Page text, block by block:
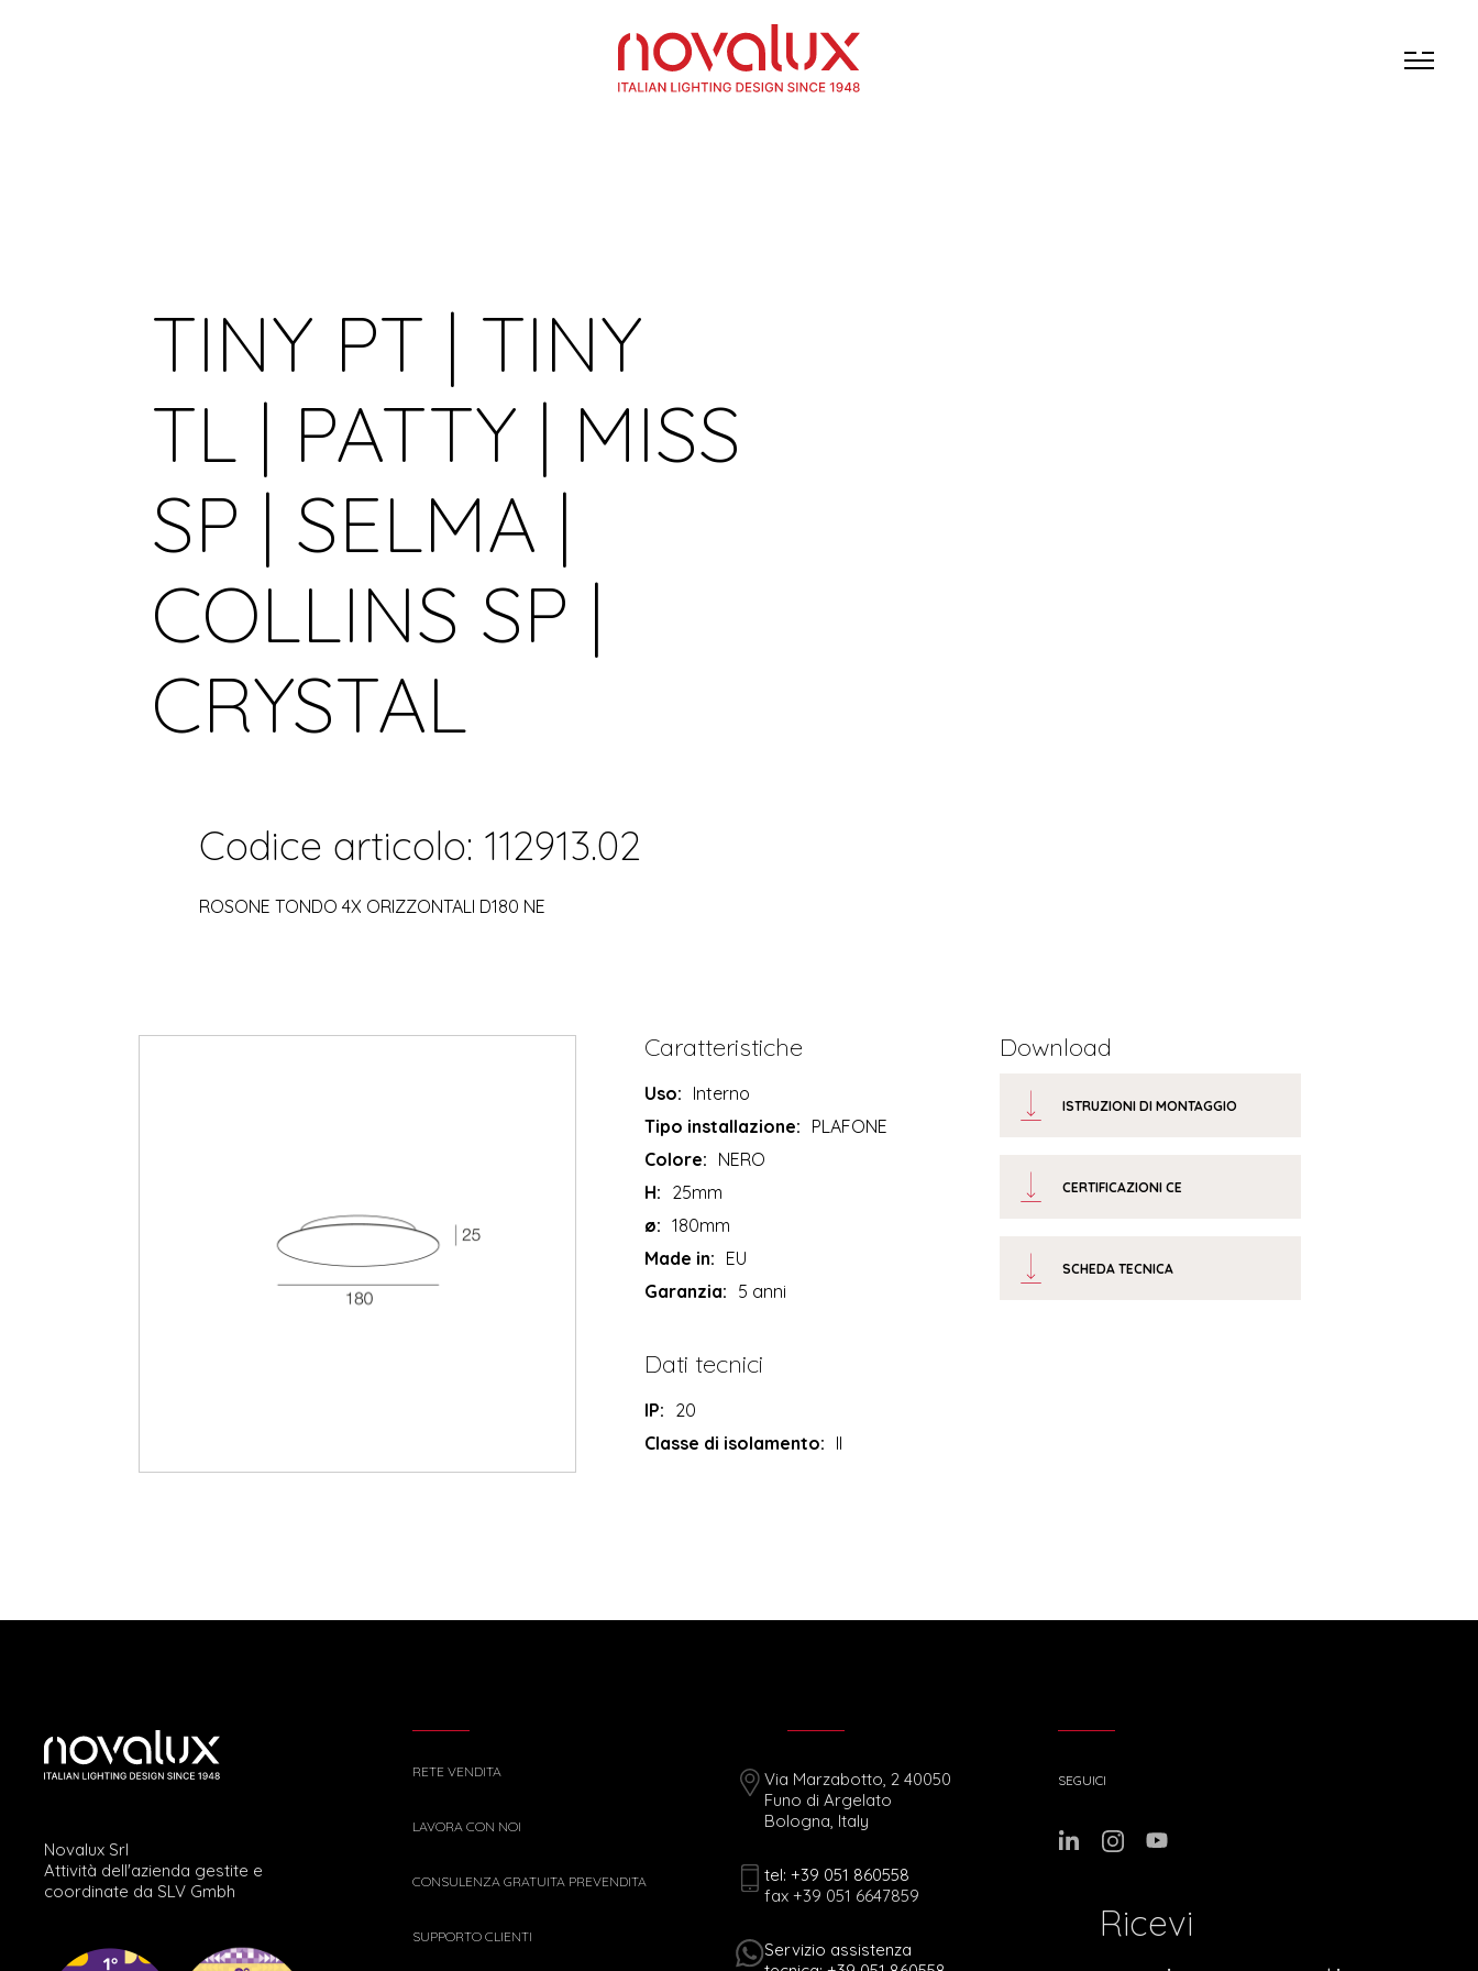
TINY PT | TINY
TL | PATTY | MISS
SP | SELMA |
COLLINS SP |
CRYSTAL
Codice articolo: 112913.02
ROSONE TONDO 4X ORIZZONTALI D180 NE
Caratteristiche
Uso: Interno
Tipo installazione: PLAFONE
Colore: NERO
H: 25mm
ø: 180mm
Made in: EU
Garanzia: 5 anni
Dati tecnici
IP: 20
Classe di isolamento: II
Download
ISTRUZIONI DI MONTAGGIO
CERTIFICAZIONI CE
SCHEDA TECNICA
Novalux Srl
Attività dell'azienda gestite e
coordinate da SLV Gmbh
RETE VENDITA
LAVORA CON NOI
CONSULENZA GRATUITA PREVENDITA
SUPPORTO CLIENTI
Via Marzabotto, 2 40050
Funo di Argelato
Bologna, Italy
tel: +39 051 860558
fax +39 051 6647859
Servizio assistenza
SEGUICI
Ricevi